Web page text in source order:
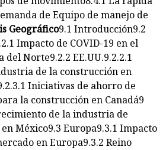
de Equipo de manejo de
Geográfico9.1 Introducción9.2
Impacto de COVID-19 en el
Norte9.2.2 EE.UU.9.2.2.1
de la construcción en
Iniciativas de ahorro de
la construcción en Canadá9
de la industria de
México9.3 Europa9.3.1 Impacto
en Europa9.3.2 Reino